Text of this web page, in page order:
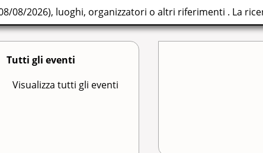
08/2026), luoghi, organizzatori o altri riferimenti . La
Tutti gli eventi
Visualizza tutti gli eventi